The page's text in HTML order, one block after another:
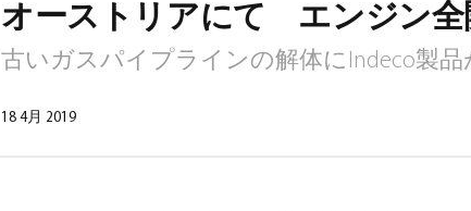
オーストリアにて エンジン全
古いガスパイプラインの解体にIndeco製品
18 4月 2019